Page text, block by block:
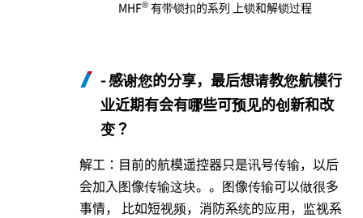
MHF® 有带锁扣的系列 上锁和解锁过程
- 感谢您的分享，最后想请教您航模行
业近期有会有哪些可预见的创新和改
变？
解工：目前的航模遥控器只是讯号传输，以后
会加入图像传输这块。。图像传输可以做很多
事情， 比如短视频，消防系统的应用，监视系